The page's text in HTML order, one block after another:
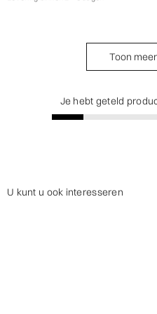
Toon
Je hebt geteld
U kunt u ook interesseren